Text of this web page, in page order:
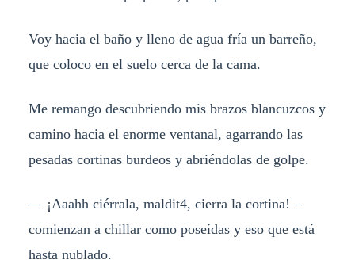
Voy hacia el baño y lleno de agua fría un barreño,
que coloco en el suelo cerca de la cama.
Me remango descubriendo mis brazos blancuzcos y
camino hacia el enorme ventanal, agarrando las
pesadas cortinas burdeos y abriéndolas de golpe.
— ¡Aaahh ciérrala, maldit4, cierra la cortina! –
comienzan a chillar como poseídas y eso que está
hasta nublado.